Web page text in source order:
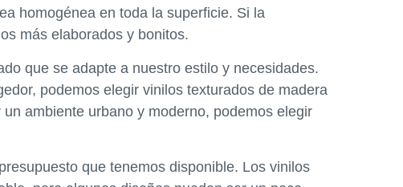
homogénea en toda la superficie. Si la
más elaborados y bonitos.
que se adapte a nuestro estilo y necesidades.
podemos elegir vinilos texturados de madera
ambiente urbano y moderno, podemos elegir
que tenemos disponible. Los vinilos